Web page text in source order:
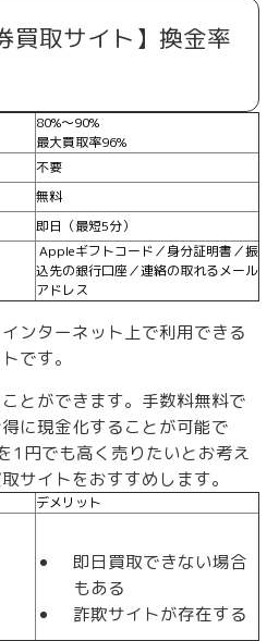
買取サイト】換金率
80%〜90%
最大買取率96%
不要
無料
即日（最短5分）
Appleギフトコード／身分証明書／振
込先の銀行口座／連絡の取れるメール
アドレス
ンターネット上で利用できる
です。
とができます。手数料無料で
に現金化することが可能で
1円でも高く売りたいとお考え
サイトをおすすめします。
デメリット
即日買取できない場合
もある
詐欺サイトが存在する